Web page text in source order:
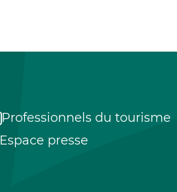
Professionnels du tourisme
Espace presse